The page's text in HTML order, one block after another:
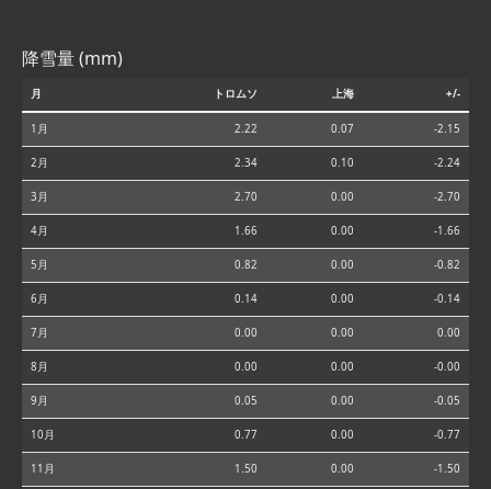
降雪量 (mm)
月 トロムソ 上海 +/-
1月 2.22 0.07 -2.15
2月 2.34 0.10 -2.24
3月 2.70 0.00 -2.70
4月 1.66 0.00 -1.66
5月 0.82 0.00 -0.82
6月 0.14 0.00 -0.14
7月 0.00 0.00 0.00
8月 0.00 0.00 -0.00
9月 0.05 0.00 -0.05
10月 0.77 0.00 -0.77
11月 1.50 0.00 -1.50